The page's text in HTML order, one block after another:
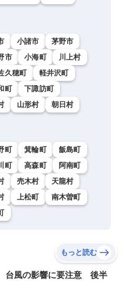
小諸市
茅野市
市 小海町
川上村
久穂町
軽井沢町
町
下諏訪町
山形村
朝日村
町 箕輪町
飯島町
町 高森町
阿南町
売木村
天龍村
上松町
南木曽町
もっと読む
台風の影響に要注意 後半